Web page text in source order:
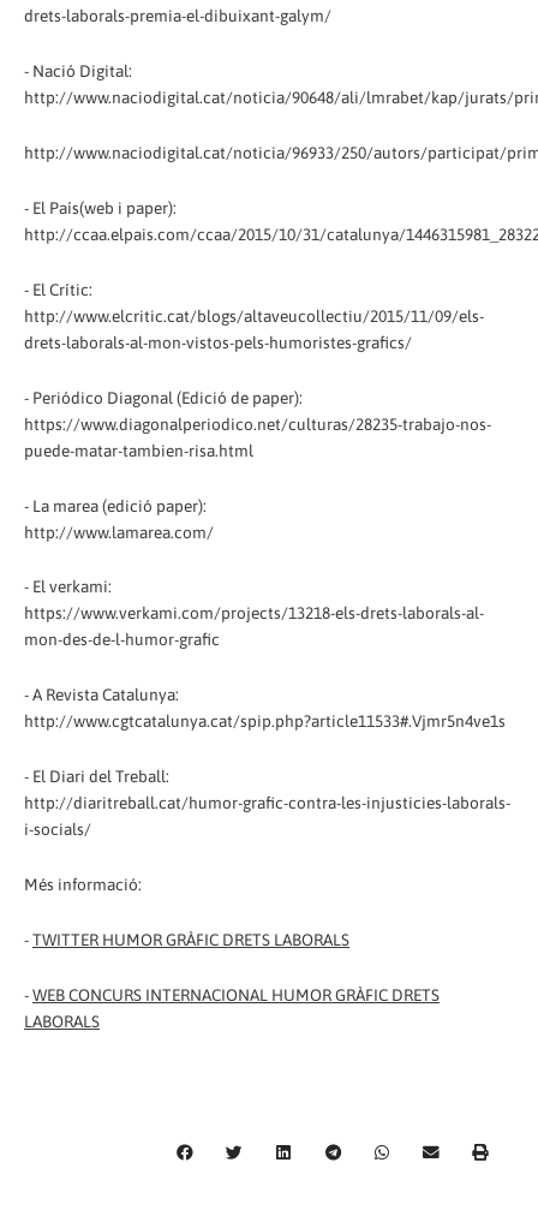
drets-laborals-premia-el-dibuixant-galym/
- Nació Digital:
http://www.naciodigital.cat/noticia/90648/ali/lmrabet/kap/jurats/
http://www.naciodigital.cat/noticia/96933/250/autors/participat/
- El País(web i paper):
http://ccaa.elpais.com/ccaa/2015/10/31/catalunya/
- El Crític:
http://www.elcritic.cat/blogs/altaveucollectiu/2015/11/09/els-
drets-laborals-al-mon-vistos-pels-humoristes-grafics/
- Periódico Diagonal (Edició de paper):
https://www.diagonalperiodico.net/culturas/28235-trabajo-nos-
puede-matar-tambien-risa.html
- La marea (edició paper):
http://www.lamarea.com/
- El verkami:
https://www.verkami.com/projects/13218-els-drets-laborals-al-
mon-des-de-l-humor-grafic
- A Revista Catalunya:
http://www.cgtcatalunya.cat/spip.php?article11533#.Vjmr5n4ve1s
- El Diari del Treball:
http://diaritreball.cat/humor-grafic-contra-les-injusticies-laborals-
i-socials/
Més informació:
-TWITTER HUMOR GRÀFIC DRETS LABORALS
-WEB CONCURS INTERNACIONAL HUMOR GRÀFIC DRETS
LABORALS